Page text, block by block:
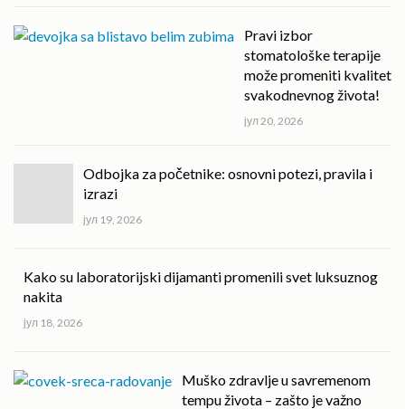
Pravi izbor
stomatološke terapije
može promeniti kvalitet
svakodnevnog života!
јул 20, 2026
Odbojka za početnike: osnovni potezi, pravila i
izrazi
јул 19, 2026
Kako su laboratorijski dijamanti promenili svet luksuznog
nakita
јул 18, 2026
Muško zdravlje u savremenom
tempu života – zašto je važno